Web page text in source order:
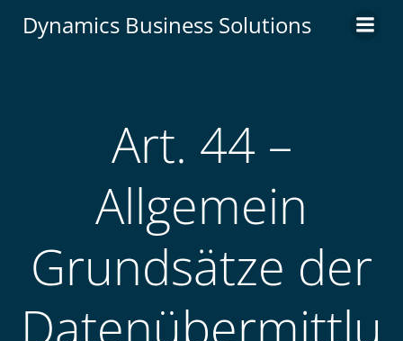
Inhalt
Dynamics Business Solutions
Art. 44 –
Allgemein
Grundsätze der
Datenübermittlu